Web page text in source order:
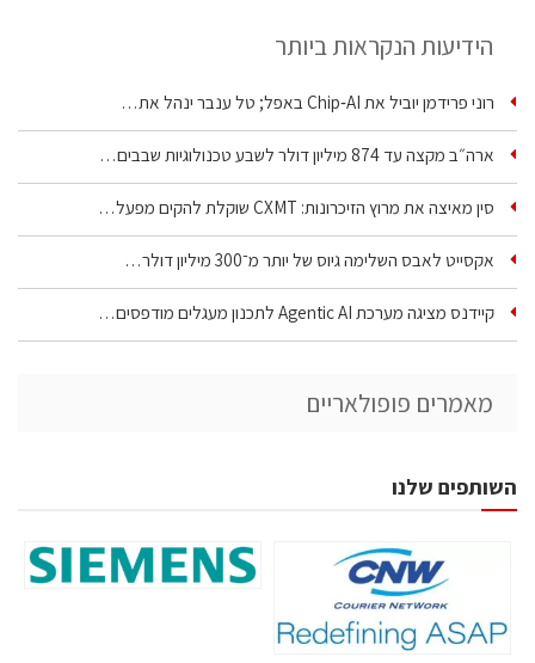
הידיעות הנקראות ביותר
רוני פרידמן יוביל את Chip‑AI באפל; טל ענבר ינהל את…
ארה״ב מקצה עד 874 מיליון דולר לשבע טכנולוגיות שבבים…
סין מאיצה את מרוץ הזיכרונות: CXMT שוקלת להקים מפעל…
אקסייט לאבס השלימה גיוס של יותר מ־300 מיליון דולר…
קיידנס מציגה מערכת Agentic AI לתכנון מעגלים מודפסים…
מאמרים פופולאריים
השותפים שלנו